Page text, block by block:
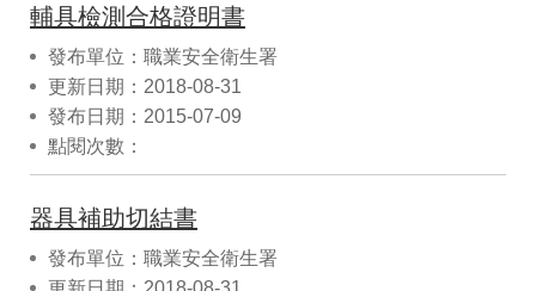
輔具檢測合格證明書
發布單位：職業安全衛生署
更新日期：2018-08-31
發布日期：2015-07-09
點閱次數：
器具補助切結書
發布單位：職業安全衛生署